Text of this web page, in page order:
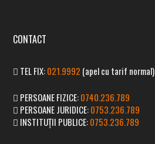
CONTACT
TEL FIX:021.9992 (apel cu tarif normal)
PERSOANE FIZICE:0740.236.789
PERSOANE JURIDICE:0753.236.789
INSTITUȚII PUBLICE:0753.236.789